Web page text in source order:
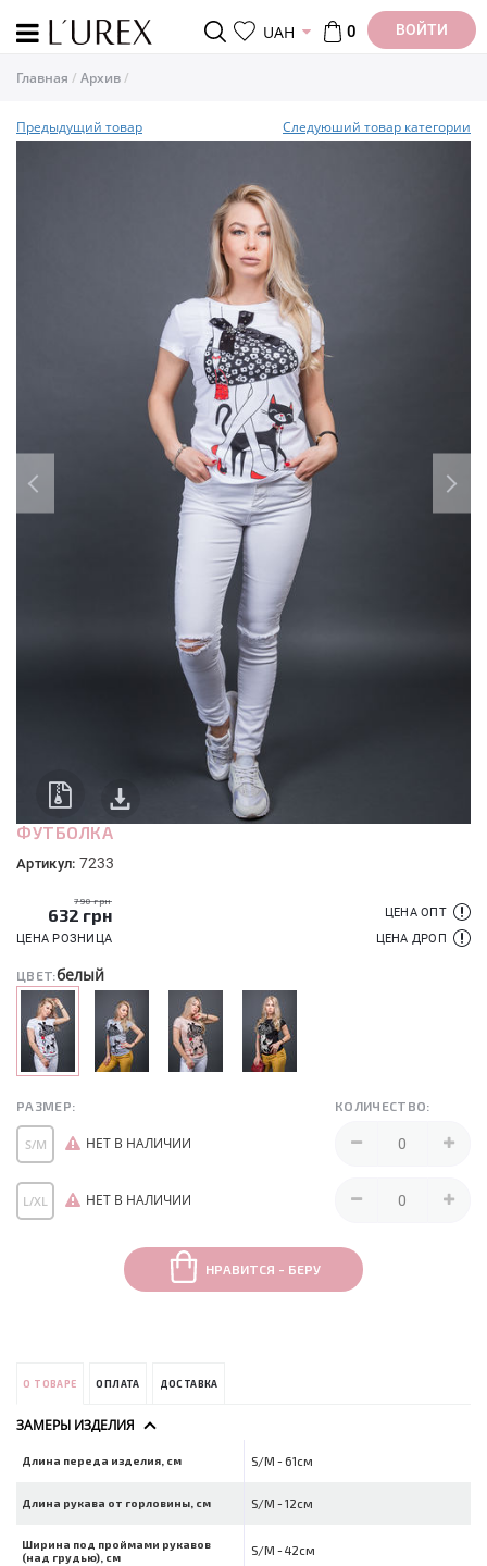
UAH 0 ВОЙТИ
Главная Архив
Предыдущий товар Следуюший товар категории
ФУТБОЛКА
Артикул: 7233
790 грн
632 грн
ЦЕНА РОЗНИЦА
ЦЕНА ОПТ
ЦЕНА ДРОП
ЦВЕТ:белый
РАЗМЕР: КОЛИЧЕСТВО:
S/M НЕТ В НАЛИЧИИ
L/XL НЕТ В НАЛИЧИИ
НРАВИТСЯ - БЕРУ
О ТОВАРЕ ОПЛАТА ДОСТАВКА
ЗАМЕРЫ ИЗДЕЛИЯ
Длина переда изделия, см S/M - 61см
Длина рукава от горловины, см S/M - 12см
Ширина под проймами рукавов
(над грудью), см
S/M - 42см